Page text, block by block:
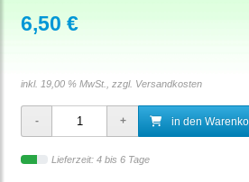
6,50 €
inkl. 19,00 % MwSt., zzgl. Versandkosten
in den
Lieferzeit: 4 bis 6 Tage